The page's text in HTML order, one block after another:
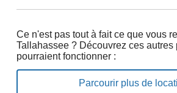
Ce n'est pas tout à fait ce que vous
Tallahassee ? Découvrez ces autres
pourraient fonctionner :
Parcourir plus de